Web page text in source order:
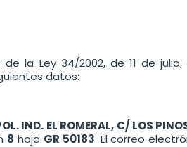
la Ley 34/2002, de 11 de
datos:
IND. EL ROMERAL, C/ LOS
8 hoja GR 50183. El correo